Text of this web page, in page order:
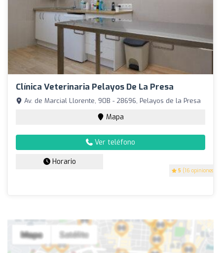
Clínica Veterinaria Pelayos De La Presa
5 (16 opiniones)
Av. de Marcial Llorente, 90B - 28696, Pelayos de la Presa
Mapa
Ver teléfono
Horario